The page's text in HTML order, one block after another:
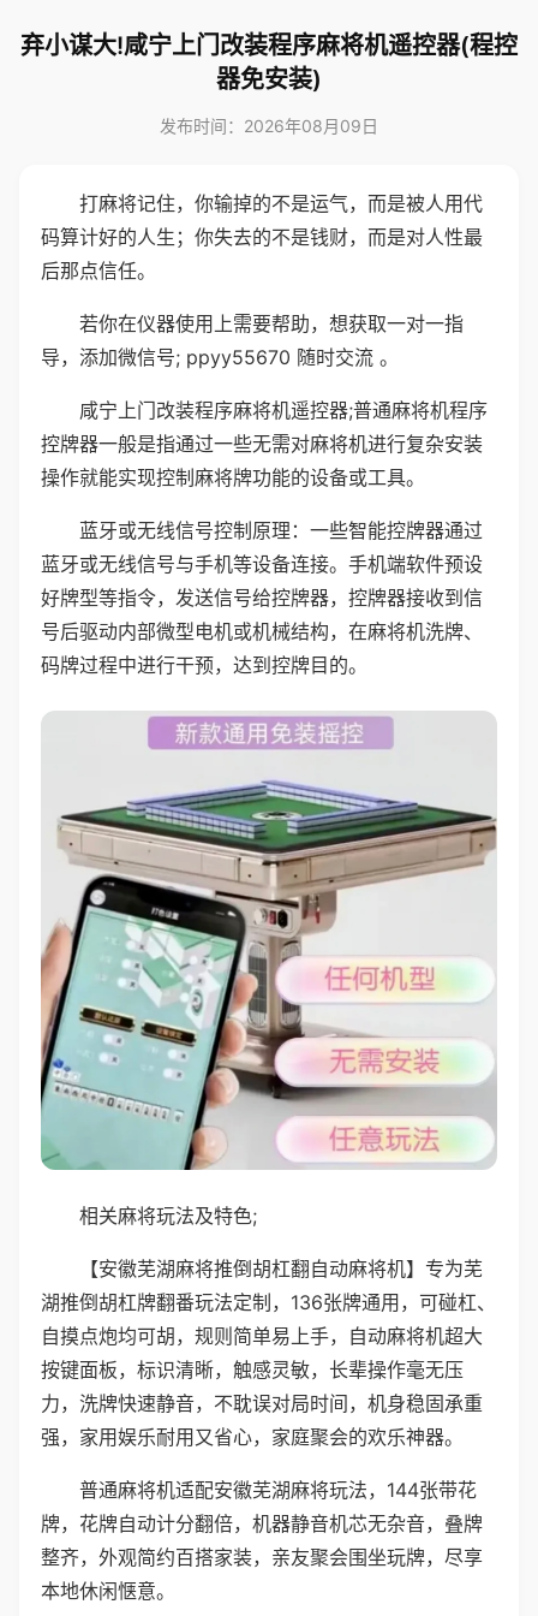
弃小谋大!咸宁上门改装程序麻将机遥控器(程控
器免安装)
发布时间：2026年08月09日
打麻将记住，你输掉的不是运气，而是被人用代
码算计好的人生；你失去的不是钱财，而是对人性最
后那点信任。
若你在仪器使用上需要帮助，想获取一对一指
导，添加微信号; ppyy55670 随时交流 。
咸宁上门改装程序麻将机遥控器;普通麻将机程序
控牌器一般是指通过一些无需对麻将机进行复杂安装
操作就能实现控制麻将牌功能的设备或工具。
蓝牙或无线信号控制原理：一些智能控牌器通过
蓝牙或无线信号与手机等设备连接。手机端软件预设
好牌型等指令，发送信号给控牌器，控牌器接收到信
号后驱动内部微型电机或机械结构，在麻将机洗牌、
码牌过程中进行干预，达到控牌目的。
相关麻将玩法及特色;
【安徽芜湖麻将推倒胡杠翻自动麻将机】专为芜
湖推倒胡杠牌翻番玩法定制，136张牌通用，可碰杠、
自摸点炮均可胡，规则简单易上手，自动麻将机超大
按键面板，标识清晰，触感灵敏，长辈操作毫无压
力，洗牌快速静音，不耽误对局时间，机身稳固承重
强，家用娱乐耐用又省心，家庭聚会的欢乐神器。
普通麻将机适配安徽芜湖麻将玩法，144张带花
牌，花牌自动计分翻倍，机器静音机芯无杂音，叠牌
整齐，外观简约百搭家装，亲友聚会围坐玩牌，尽享
本地休闲惬意。